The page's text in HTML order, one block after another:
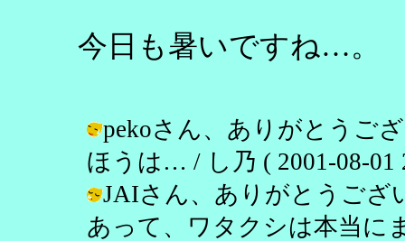
今日も暑いですね…。
pekoさん、ありがとうご
ほうは… / し乃 ( 2001-08-01
JAIさん、ありがとうござ
あって、ワタクシは本当に